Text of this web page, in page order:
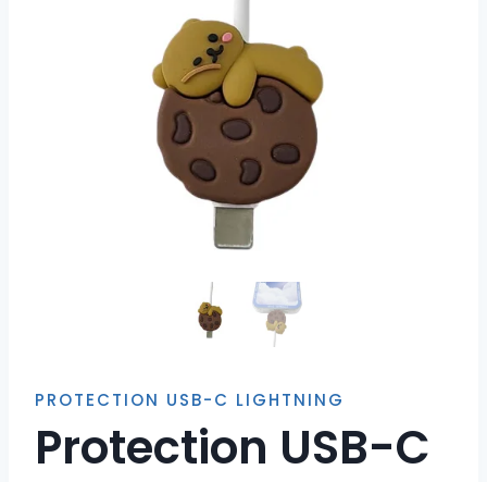
PROTECTION USB-C LIGHTNING
Protection USB-C